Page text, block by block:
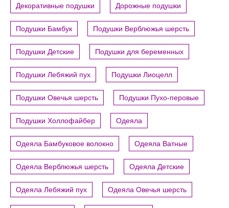
Декоративные подушки Дорожные подушки
Подушки Бамбук Подушки Верблюжья шерсть
Подушки Детские Подушки для беременных
Подушки Лебяжий пух Подушки Лиоцелл
Подушки Овечья шерсть Подушки Пухо-перовые
Подушки Холлофайбер Одеяла
Одеяла Бамбуковое волокно Одеяла Ватные
Одеяла Верблюжья шерсть Одеяла Детские
Одеяла Лебяжий пух Одеяла Овечья шерсть